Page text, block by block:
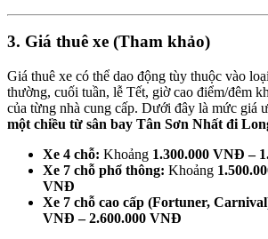
3. Giá thuê xe (Tham khảo)
Giá thuê xe có thể dao động tùy thuộc vào
thường, cuối tuần, lễ Tết, giờ cao điểm/đêm
của từng nhà cung cấp. Dưới đây là mức giá
một chiều từ sân bay Tân Sơn Nhất đi
Xe 4 chỗ: Khoảng 1.300.000 VNĐ –
Xe 7 chỗ phổ thông: Khoảng
VNĐ
Xe 7 chỗ cao cấp (Fortuner,
VNĐ – 2.600.000 VNĐ